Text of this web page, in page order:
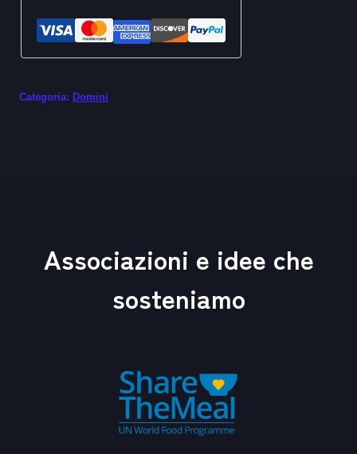
Categoria: Domini
Associazioni e idee che
sosteniamo